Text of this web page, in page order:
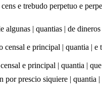
e trebudo perpetuo e
| quantias | de
e principal | quantia |
e principal | quantia |
por prescio siquiere |